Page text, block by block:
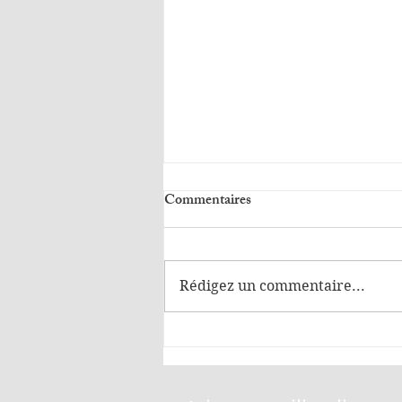
Wouden.
Commentaires
Rédigez un commentaire...